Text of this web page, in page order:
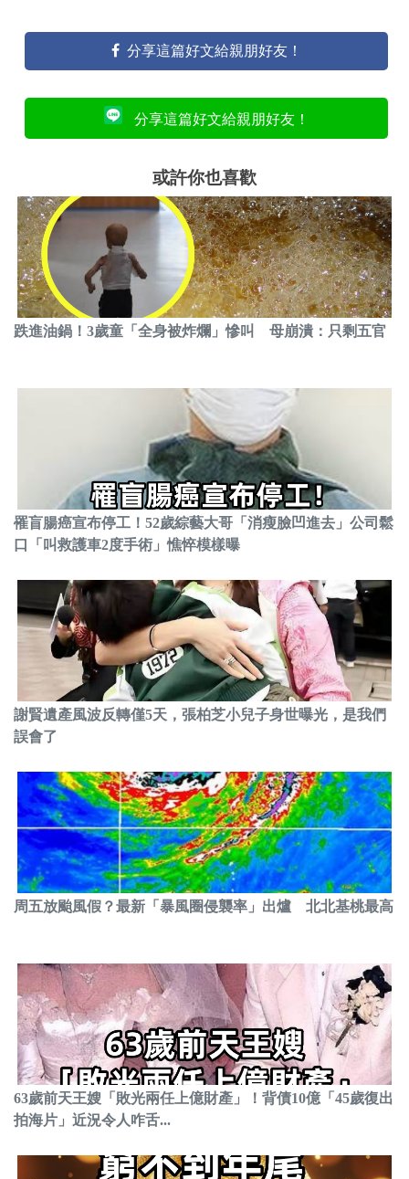
分享這篇好文給親朋好友！
分享這篇好文給親朋好友！
或許你也喜歡
跌進油鍋！3歲童「全身被炸爛」慘叫 母崩潰：只剩五官
罹盲腸癌宣布停工！52歲綜藝大哥「消瘦臉凹進去」公司鬆
口「叫救護車2度手術」憔悴模樣曝
謝賢遺產風波反轉僅5天，張柏芝小兒子身世曝光，是我們
誤會了
周五放颱風假？最新「暴風圈侵襲率」出爐 北北基桃最高
63歲前天王嫂「敗光兩任上億財產」！背債10億「45歲復出
拍海片」近況令人咋舌...